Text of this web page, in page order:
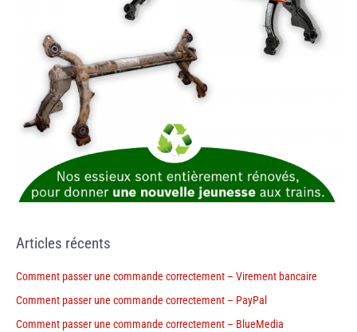
Articles récents
Comment passer une commande correctement – Virement bancaire
Comment passer une commande correctement – PayPal
Comment passer une commande correctement – BlueMedia